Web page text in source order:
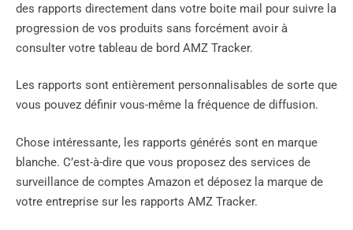
des rapports directement dans votre boite mail pour suivre la
progression de vos produits sans forcément avoir à
consulter votre tableau de bord AMZ Tracker.
Les rapports sont entièrement personnalisables de sorte que
vous pouvez définir vous-même la fréquence de diffusion.
Chose intéressante, les rapports générés sont en marque
blanche. C’est-à-dire que vous proposez des services de
surveillance de comptes Amazon et déposez la marque de
votre entreprise sur les rapports AMZ Tracker.